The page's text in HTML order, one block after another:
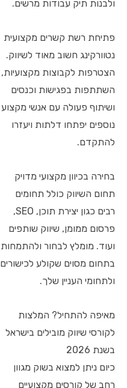
ולבנות תיק עבודות מרשים.
פתיחת רשת קשרים מקצועית
נטוורקינג חשוב מאוד לשיווק.
הצטרפות לקבוצות מקצועיות,
השתתפות בפגישות וכנסים
ושיתוף פעולה עם אנשי מקצוע
נוספים יפתחו דלתות ויעזרו
להתקדם.
בחירה בכיוון מקצועי מדויק
תחום השיווק כולל תחומים
רבים כגון יצירת תוכן, SEO,
פרסום ממומן, שיווק שותפים
ועוד. מומלץ לבחור ולהתמחות
בתחום מסוים שקולע לכישורים
ולתחומי העניין שלך.
מאיפה להתחיל? המלצות
לקורסי שיווק מובילים בישראל
בשנת 2026
כיום ניתן למצוא בשוק מגוון
רחב של קורסים מקצועיים